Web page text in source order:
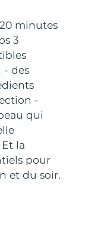
minutes
3
- des
-
qui
la
pour
et du soir.